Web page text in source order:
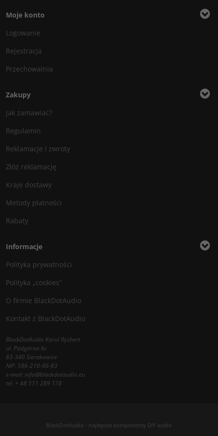
Moje konto
Logowanie
Rejestracja
Przechowalnia
Zakupy
Jak zamawiać?
Regulamin
Reklamacje i zwroty
Złóż reklamację
Kraje dostawy
Metody płatności
Rabaty
Informacje
Polityka prywatności
Polityka „cookies”
O firmie BlackDotAudio
Kontakt z BlackDotAudio
BlackDotAudio Karol Rychert
ul. Podgórna 6c
83-340 Sierakowice
NIP: 586-210-96-83
e-mail:info@blackdotaudio.eu
tel. + 48 511 289 178
BlackDotAudio - najlepsze komponenty DIY audio